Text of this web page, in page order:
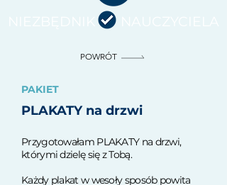
NIEZBĘDNIK NAUCZYCIELA
POWRÓT
PAKIET
PLAKATY na drzwi
Przygotowałam PLAKATY na drzwi,
którymi dzielę się z Tobą.
Każdy plakat w wesoły sposób powita